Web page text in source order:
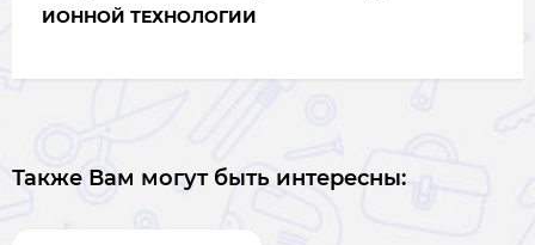
ИОННОЙ ТЕХНОЛОГИИ
Также Вам могут быть интересны: